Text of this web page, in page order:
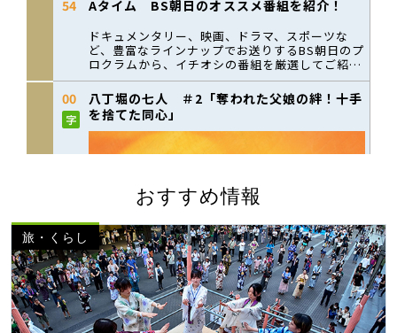
おすすめ情報
旅・くらし